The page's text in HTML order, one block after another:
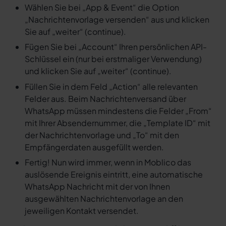
Wählen Sie bei „App & Event“ die Option
„Nachrichtenvorlage versenden“ aus und klicken
Sie auf „weiter“ (continue).
Fügen Sie bei „Account“ Ihren persönlichen API-
Schlüssel ein (nur bei erstmaliger Verwendung)
und klicken Sie auf „weiter“ (continue).
Füllen Sie in dem Feld „Action“ alle relevanten
Felder aus. Beim Nachrichtenversand über
WhatsApp müssen mindestens die Felder „From“
mit Ihrer Absendernummer, die „Template ID“ mit
der Nachrichtenvorlage und „To“ mit den
Empfängerdaten ausgefüllt werden.
Fertig! Nun wird immer, wenn in Moblico das
auslösende Ereignis eintritt, eine automatische
WhatsApp Nachricht mit der von Ihnen
ausgewählten Nachrichtenvorlage an den
jeweiligen Kontakt versendet.